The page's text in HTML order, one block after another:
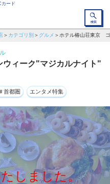
カード
カテゴリ別 グルメ ホテル椿山荘東京
ィーク"マジカルナイト"
首都圏 エンタメ特集
しました。